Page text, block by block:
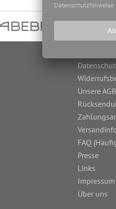
Unsere AGB
FAQ
Presse
Links
Impressum
Über uns